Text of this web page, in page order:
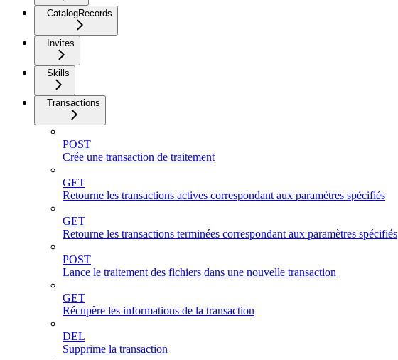
CatalogRecords
Invites
Skills
Transactions
POST
Crée une transaction de traitement
GET
Retourne les transactions actives correspondant aux paramètres spécifiés
GET
Retourne les transactions terminées correspondant aux paramètres spécifiés
POST
Lance le traitement des fichiers dans une nouvelle transaction
GET
Récupère les informations de la transaction
DEL
Supprime la transaction